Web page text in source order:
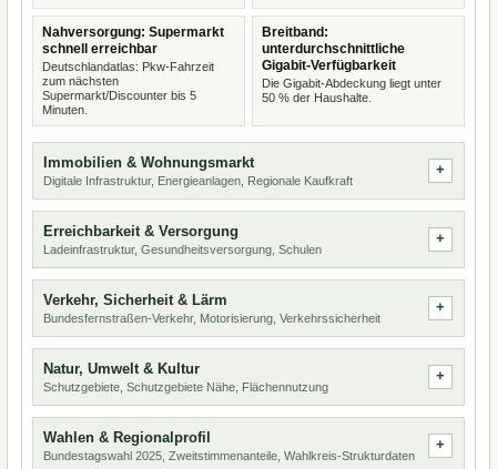
Nahversorgung: Supermarkt
schnell erreichbar
Deutschlandatlas: Pkw-Fahrzeit
zum nächsten
Supermarkt/Discounter bis 5
Minuten.
Breitband:
unterdurchschnittliche
Gigabit-Verfügbarkeit
Die Gigabit-Abdeckung liegt unter
50 % der Haushalte.
Immobilien & Wohnungsmarkt
Digitale Infrastruktur, Energieanlagen, Regionale Kaufkraft
Erreichbarkeit & Versorgung
Ladeinfrastruktur, Gesundheitsversorgung, Schulen
Verkehr, Sicherheit & Lärm
Bundesfernstraßen-Verkehr, Motorisierung, Verkehrssicherheit
Natur, Umwelt & Kultur
Schutzgebiete, Schutzgebiete Nähe, Flächennutzung
Wahlen & Regionalprofil
Bundestagswahl 2025, Zweitstimmenanteile, Wahlkreis-Strukturdaten